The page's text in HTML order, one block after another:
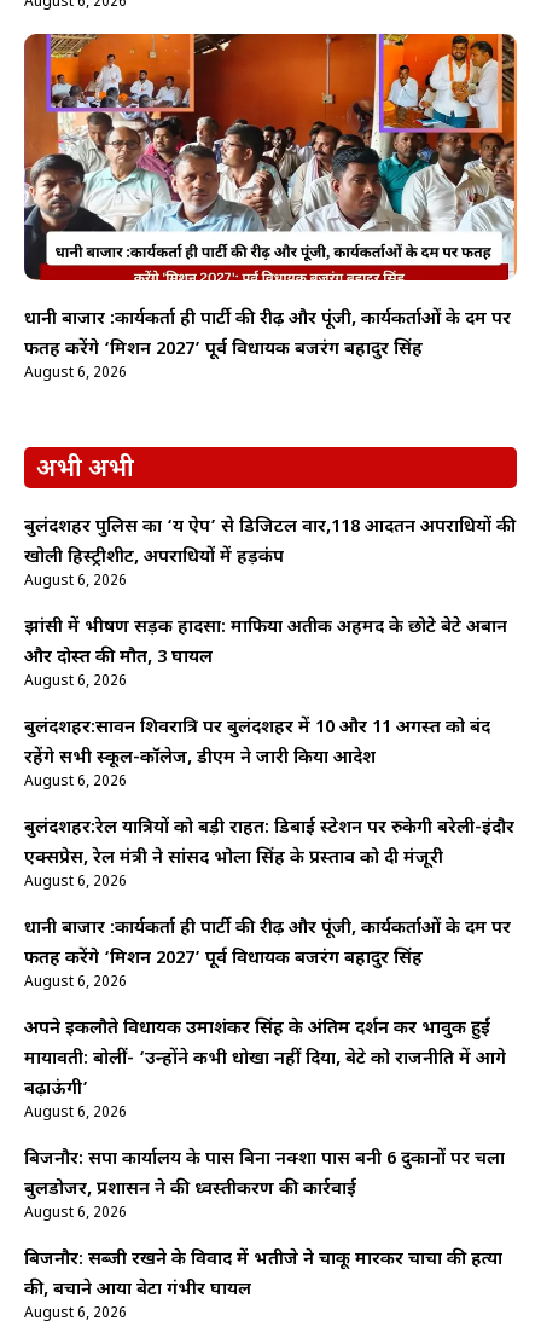
धानी बाजार :कार्यकर्ता ही पार्टी की रीढ़ और पूंजी, कार्यकर्ताओं के दम पर
फतह करेंगे ‘मिशन 2027’ पूर्व विधायक बजरंग बहादुर सिंह
August 6, 2026
अभी अभी
बुलंदशहर पुलिस का ‘यक्ष ऐप’ से डिजिटल वार,118 आदतन अपराधियों की
खोली हिस्ट्रीशीट, अपराधियों में हड़कंप
August 6, 2026
झांसी में भीषण सड़क हादसा: माफिया अतीक अहमद के छोटे बेटे अबान
और दोस्त की मौत, 3 घायल
August 6, 2026
बुलंदशहर:सावन शिवरात्रि पर बुलंदशहर में 10 और 11 अगस्त को बंद
रहेंगे सभी स्कूल-कॉलेज, डीएम ने जारी किया आदेश
August 6, 2026
बुलंदशहर:रेल यात्रियों को बड़ी राहत: डिबाई स्टेशन पर रुकेगी बरेली-इंदौर
एक्सप्रेस, रेल मंत्री ने सांसद भोला सिंह के प्रस्ताव को दी मंजूरी
August 6, 2026
धानी बाजार :कार्यकर्ता ही पार्टी की रीढ़ और पूंजी, कार्यकर्ताओं के दम पर
फतह करेंगे ‘मिशन 2027’ पूर्व विधायक बजरंग बहादुर सिंह
August 6, 2026
अपने इकलौते विधायक उमाशंकर सिंह के अंतिम दर्शन कर भावुक हुईं
मायावती: बोलीं- ‘उन्होंने कभी धोखा नहीं दिया, बेटे को राजनीति में आगे
बढ़ाऊंगी’
August 6, 2026
बिजनौर: सपा कार्यालय के पास बिना नक्शा पास बनी 6 दुकानों पर चला
बुलडोजर, प्रशासन ने की ध्वस्तीकरण की कार्रवाई
August 6, 2026
बिजनौर: सब्जी रखने के विवाद में भतीजे ने चाकू मारकर चाचा की हत्या
की, बचाने आया बेटा गंभीर घायल
August 6, 2026